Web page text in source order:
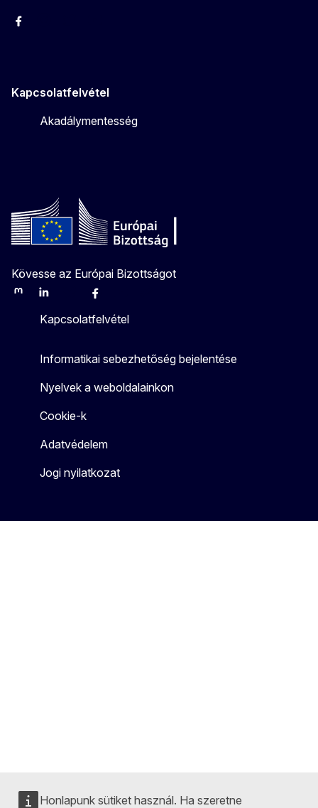
Honlapunk sütiket használ. Ha szeretne
Facebook
Kapcsolatfelvétel
Akadálymentesség
Kövesse az Európai Bizottságot
MastodonLinkedInBlueskyFacebook
Kapcsolatfelvétel
Informatikai sebezhetőség bejelentése
Nyelvek a weboldalainkon
Cookie-k
Adatvédelem
Jogi nyilatkozat